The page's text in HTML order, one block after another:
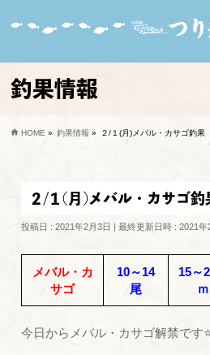
釣果情報
HOME » 釣果情報 » ２/１(月)メバル・カサゴ釣果
２/１(月)メバル・カサゴ釣
投稿日 : 2021年2月3日 最終更新日時 : 2021年
メバル・カ
サゴ
10～14
尾
15～
ｍ
今日からメバル・カサゴ解禁です